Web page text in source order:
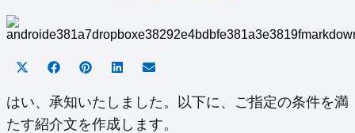
Share
X
(Twitter)
Share
Facebook
Share
Pinterest
Share
LinkedInEmail
はい、承知いたしました。以下に、ご指定の条件を満
たす紹介文を作成します。